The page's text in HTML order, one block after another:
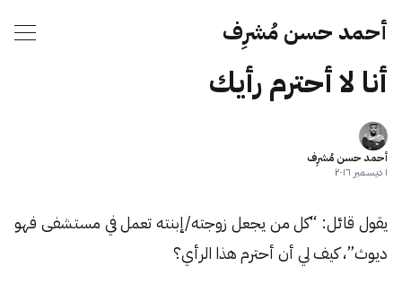
أحمد حسن مُشرِف
أنا لا أحترم رأيك
أحمد حسن مُشرِف
١ ديسمبر ٢٠١٦
يقول قائل: “كل من يجعل زوجته/إبنته تعمل في مستشفى فهو
ديوث”، كيف لي أن أحترم هذا الرأي؟